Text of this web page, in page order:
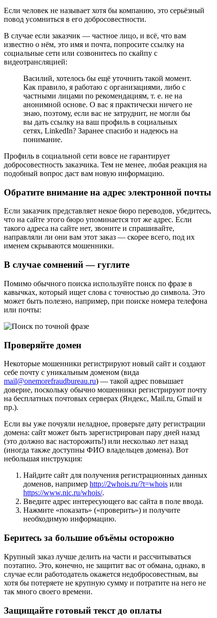
Если человек не называет хотя бы компанию, это серьёзный
повод усомниться в его добросовестности.
В случае если заказчик — частное лицо, и всё, что вам
известно о нём, это имя и почта, попросите ссылку на
социальные сети или созвонитесь по скайпу с
видеотрансляцией:
Василий, хотелось бы ещё уточнить такой момент.
Как правило, я работаю с организациями, либо с
частными лицами по рекомендациям, т. е. не на
анонимной основе. О вас я практически ничего не
знаю, поэтому, если вас не затруднит, не могли бы
вы дать ссылку на ваш профиль в социальных
сетях, LinkedIn? Заранее спасибо и надеюсь на
понимание.
Профиль в социальной сети вовсе не гарантирует
добросовестность заказчика. Тем не менее, любая реакция на
подобный вопрос даст вам новую информацию.
Обратите внимание на адрес электронной почты
Если заказчик представляет некое бюро переводов, убедитесь,
что на сайте этого бюро упоминается тот же адрес. Если
такого адреса на сайте нет, звоните и спрашивайте,
направляли ли они вам этот заказ — скорее всего, под их
именем скрываются мошенники.
В случае сомнений — гуглите
Помимо обычного поиска используйте поиск по фразе в
кавычках, который ищет слова с точностью до символа. Это
может быть полезно, например, при поиске номера телефона
или почты:
Проверяйте домен
Некоторые мошенники регистрируют новый сайт и создают
себе почту с уникальным доменом (вида
mail@onemorefraudbureau.ru) — такой адрес повышает
доверие, поскольку обычно мошенники регистрируют почту
на бесплатных почтовых серверах (Яндекс, Mail.ru, Gmail и
пр.).
Если вы уже почуяли неладное, проверьте дату регистрации
домена: сайт может быть зарегистрирован пару дней назад
(это должно вас насторожить!) или несколько лет назад
(иногда также доступны ФИО владельцев домена). Вот
небольшая инструкция:
Найдите сайт для получения регистрационных данных
доменов, например http://2whois.ru/?t=whois или
https://www.nic.ru/whois/.
Введите адрес интересующего вас сайта в поле ввода.
Нажмите «показать» («проверить») и получите
необходимую информацию.
Беритесь за большие объёмы осторожно
Крупный заказ лучше делить на части и рассчитываться
поэтапно. Это, конечно, не защитит вас от обмана, однако, в
случае если работодатель окажется недобросовестным, вы
хотя бы потеряете не крупную сумму и потратите на него не
так много своего времени.
Защищайте готовый текст до оплаты